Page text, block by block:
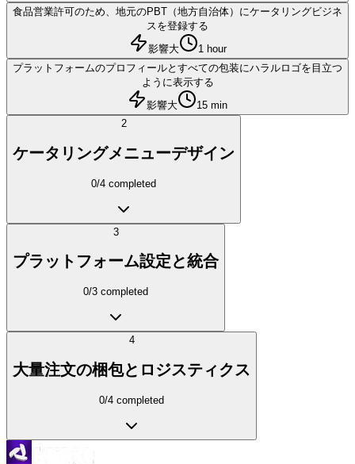
食品営業許可のため、地元のPBT（地方自治体）にケータリングビジネ
スを登録する
影響大
1 hour
プラットフォームのプロフィールとすべての包装にハラルロゴを目立つ
ように表示する
影響大
15 min
2
ケータリングメニューデザイン
0/4 completed
3
プラットフォーム設定と統合
0/3 completed
4
大量注文の梱包とロジスティクス
0/4 completed